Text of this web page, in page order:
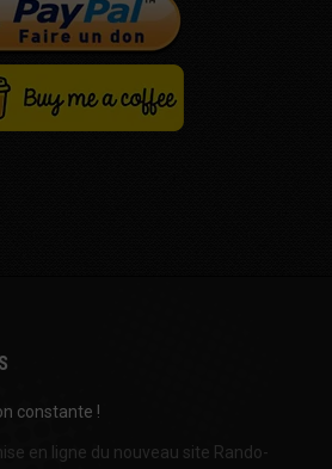
constante !
en ligne du nouveau site Rando-